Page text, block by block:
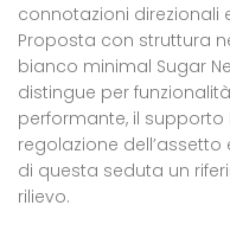
connotazioni direzionali
Proposta con struttura
bianco minimal Sugar
distingue per
performante, il
regolazione
di questa seduta un
rilievo.